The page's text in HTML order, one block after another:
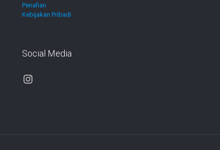
Penafian
Kebijakan Pribadi
Social Media
Instagram